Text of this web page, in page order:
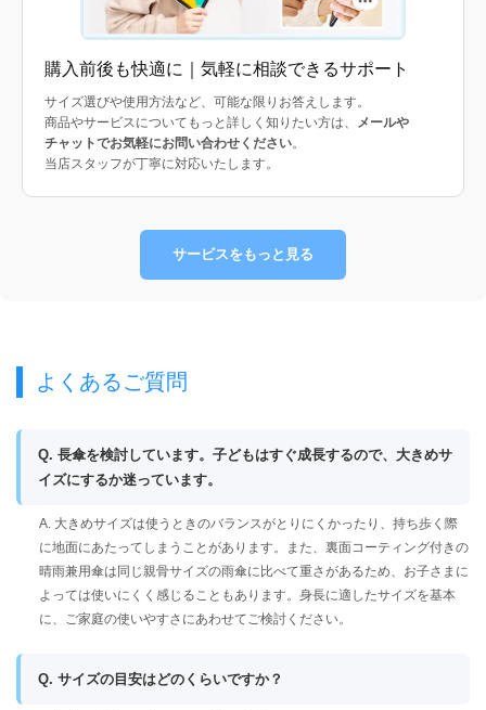
購入前後も快適に｜気軽に相談できるサポート
サイズ選びや使用方法など、可能な限りお答えします。
商品やサービスについてもっと詳しく知りたい方は、
メールや
チャットでお気軽にお問い合わせください。
当店スタッフが丁寧に対応いたします。
サービスをもっと見る
よくあるご質問
Q. 長傘を検討しています。子どもはすぐ成長するので、大きめサ
イズにするか迷っています。
A. 大きめサイズは使うときのバランスがとりにくかったり、持ち歩く際
に地面にあたってしまうことがあります。また、裏面コーティング付きの
晴雨兼用傘は同じ親骨サイズの雨傘に比べて重さがあるため、お子さまに
よっては使いにくく感じることもあります。身長に適したサイズを基本
に、ご家庭の使いやすさにあわせてご検討ください。
Q. サイズの目安はどのくらいですか？